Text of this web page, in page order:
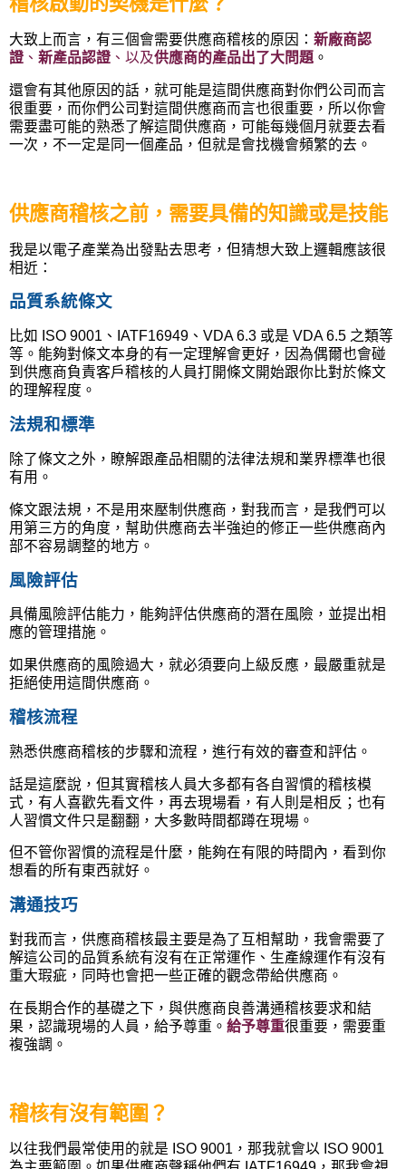
大致上而言，有三個會需要供應商稽核的原因： 新廠商認
證 、 新產品認證 、以及供應商的產品出了大問題 。
還會有其他原因的話，就可能是這間供應商對你們公司而言
很重要，而你們公司對這間供應商而言也很重要，所以你會
需要盡可能的熟悉了解這間供應商，可能每幾個月就要去看
一次，不一定是同一個產品，但就是會找機會頻繁的去。
供應商稽核之前，需要具備的知識或是技能
我是以電子產業為出發點去思考，但猜想大致上邏輯應該很
相近：
品質系統條文
比如 ISO 9001、IATF16949、VDA 6.3 或是 VDA 6.5 之類等
等。能夠對條文本身的有一定理解會更好，因為偶爾也會碰
到供應商負責客戶稽核的人員打開條文開始跟你比對於條文
的理解程度。
法規和標準
除了條文之外，瞭解跟產品相關的法律法規和業界標準也很
有用。
條文跟法規，不是用來壓制供應商，對我而言，是我們可以
用第三方的角度，幫助供應商去半強迫的修正一些供應商內
部不容易調整的地方。
風險評估
具備風險評估能力，能夠評估供應商的潛在風險，並提出相
應的管理措施。
如果供應商的風險過大，就必須要向上級反應，最嚴重就是
拒絕使用這間供應商。
稽核流程
熟悉供應商稽核的步驟和流程，進行有效的審查和評估。
話是這麼說，但其實稽核人員大多都有各自習慣的稽核模
式，有人喜歡先看文件，再去現場看，有人則是相反；也有
人習慣文件只是翻翻，大多數時間都蹲在現場。
但不管你習慣的流程是什麼，能夠在有限的時間內，看到你
想看的所有東西就好。
溝通技巧
對我而言，供應商稽核最主要是為了互相幫助，我會需要了
解這公司的品質系統有沒有在正常運作、生產線運作有沒有
重大瑕疵，同時也會把一些正確的觀念帶給供應商。
在長期合作的基礎之下，與供應商良善溝通稽核要求和結
果，認識現場的人員，給予尊重。 給予尊重很重要，需要重
複強調。
稽核有沒有範圍？
以往我們最常使用的就是 ISO 9001，那我就會以 ISO 9001